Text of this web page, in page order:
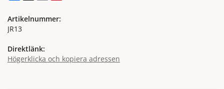
Artikelnummer:
JR13
Direktlänk:
Högerklicka och kopiera adressen